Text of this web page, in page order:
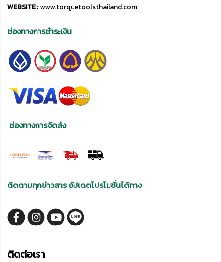
WEBSITE :www.torquetoolsthailand.com
ช่องทางการชำระเงิน
ช่องทางการจัดส่ง
ติดตามทุกข่าวสาร อัปเดตโปรโมชั่นได้ทาง
ติดต่อเรา